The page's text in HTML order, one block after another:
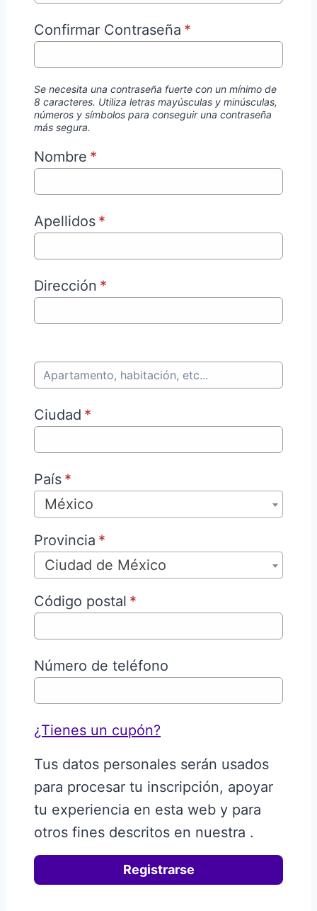
Confirmar Contraseña *
Se necesita una contraseña fuerte con un mínimo de
8 caracteres. Utiliza letras mayúsculas y minúsculas,
números y símbolos para conseguir una contraseña
más segura.
Nombre *
Apellidos *
Dirección *
Ciudad *
País *
México
Provincia *
Ciudad de México
Código postal *
Número de teléfono
¿Tienes un cupón?
Tus datos personales serán usados
para procesar tu inscripción, apoyar
tu experiencia en esta web y para
otros fines descritos en nuestra .
Registrarse